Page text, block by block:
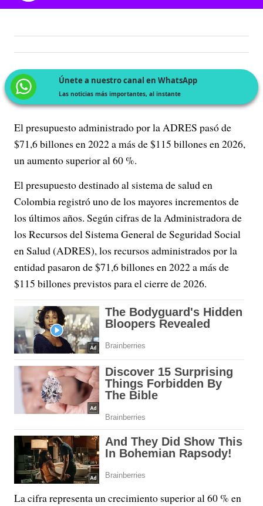
Únete a nuestro canal en WhatsApp
Las noticias más importantes, al instante
El presupuesto administrado por la ADRES pasó de
$71,6 billones en 2022 a más de $115 billones en 2026,
un aumento superior al 60 %.
El presupuesto destinado al sistema de salud en
Colombia registró uno de los mayores incrementos de
los últimos años. Según cifras de la Administradora de
los Recursos del Sistema General de Seguridad Social
en Salud (ADRES), los recursos administrados por la
entidad pasaron de $71,6 billones en 2022 a más de
$115 billones previstos para el cierre de 2026.
La cifra representa un crecimiento superior al 60 % en